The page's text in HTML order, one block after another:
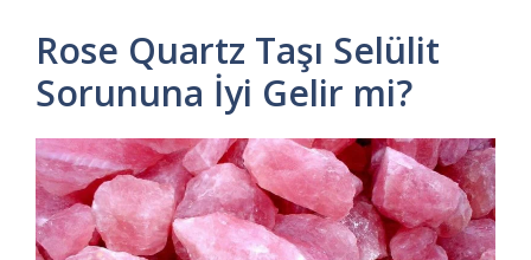
Rose Quartz Taşı Selülit
Sorununa İyi Gelir mi?